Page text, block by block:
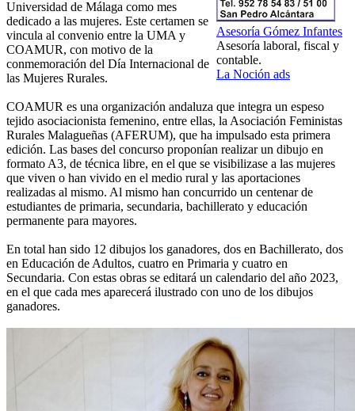
Asesoría Gómez Infantes
Asesoría laboral, fiscal y
contable.
La Noción ads
Universidad de Málaga como mes
dedicado a las mujeres. Este certamen se
vincula al convenio entre la UMA y
COAMUR, con motivo de la
conmemoración del Día Internacional de
las Mujeres Rurales.
COAMUR es una organización andaluza que integra un espeso
tejido asociacionista femenino, entre ellas, la Asociación Feministas
Rurales Malagueñas (AFERUM), que ha impulsado esta primera
edición. Las bases del concurso proponían realizar un dibujo en
formato A3, de técnica libre, en el que se visibilizase a las mujeres
que viven o han vivido en el medio rural y las aportaciones
realizadas al mismo. Al mismo han concurrido un centenar de
estudiantes de primaria, secundaria, bachillerato y educación
permanente para mayores.
En total han sido 12 dibujos los ganadores, dos en Bachillerato, dos
en Educación de Adultos, cuatro en Primaria y cuatro en
Secundaria. Con estas obras se editará un calendario del año 2023,
en el que cada mes aparecerá ilustrado con uno de los dibujos
ganadores.